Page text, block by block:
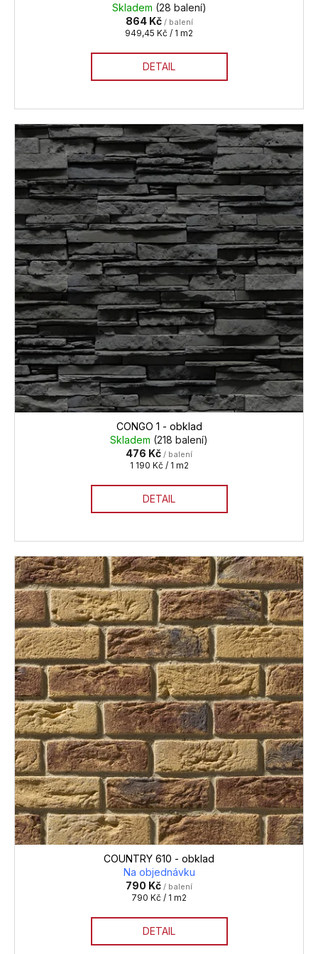
Skladem (28 balení)
864 Kč / balení
Měrná
949,45 Kč / 1 m2
DETAIL
CONGO 1 - obklad
Skladem (218 balení)
476 Kč / balení
Měrná
1 190 Kč / 1 m2
DETAIL
COUNTRY 610 - obklad
Na objednávku
790 Kč / balení
Měrná
790 Kč / 1 m2
DETAIL